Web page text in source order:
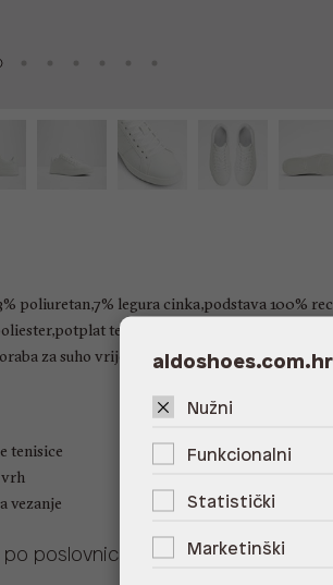
poliuretan,7% legura cinka,podstava 100%
termoplastična
za suho vrijeme
tenisice
vezanje
poslovnicama
Nužni
Funkcionalni
Statistički
Marketinški